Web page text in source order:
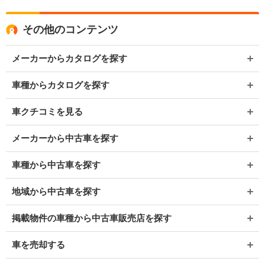
その他のコンテンツ
メーカーからカタログを探す
車種からカタログを探す
車クチコミを見る
メーカーから中古車を探す
車種から中古車を探す
地域から中古車を探す
掲載物件の車種から中古車販売店を探す
車を売却する